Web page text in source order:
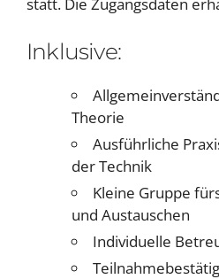
Inklusive:
Theorie
Ausführliche
der Technik
Kleine Gruppe
und Austauschen
Individuelle